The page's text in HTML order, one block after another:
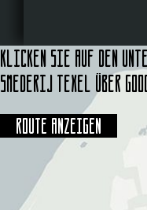
Klicken Sie auf den
Smederij Texel über
Route anzeigen